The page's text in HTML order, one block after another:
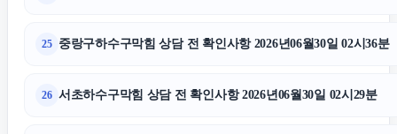
25 중랑구하수구막힘 상담 전 확인사항 2026년06월30일 02시36분
26 서초하수구막힘 상담 전 확인사항 2026년06월30일 02시29분